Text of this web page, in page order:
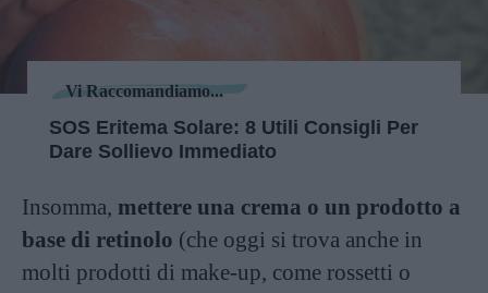
Vi Raccomandiamo...
SOS Eritema Solare: 8 Utili Consigli Per
Dare Sollievo Immediato
Insomma, mettere una crema o un prodotto a
base di retinolo (che oggi si trova anche in
molti prodotti di make-up, come rossetti o